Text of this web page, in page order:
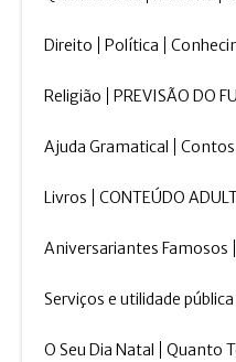
Direito Política
Religião PREVISÃO DO
Ajuda Gramatical Contos
Livros CONTEÚDO
Aniversariantes Famosos
Serviços e utilidade pública
O Seu Dia Natal Quanto